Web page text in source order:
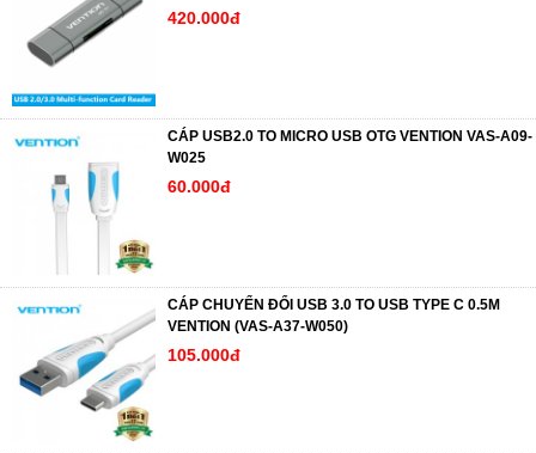
420.000đ
CÁP USB2.0 TO MICRO USB OTG VENTION VAS-A09-
W025
60.000đ
CÁP CHUYỂN ĐỔI USB 3.0 TO USB TYPE C 0.5M
VENTION (VAS-A37-W050)
105.000đ